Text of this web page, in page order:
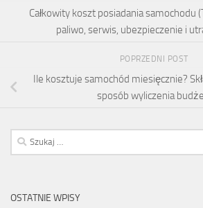
Całkowity koszt posiadania samochodu
paliwo, serwis, ubezpieczenie i
POPRZEDNI POST
Ile kosztuje samochód miesięcznie?
sposób wyliczenia
Szukaj:
OSTATNIE WPISY